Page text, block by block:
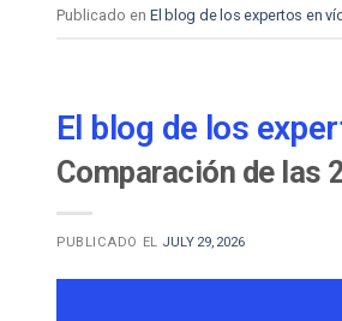
Publicado en El blog de los expertos en
El blog de los
Comparación de las
PUBLICADO EL JULY 29, 2026